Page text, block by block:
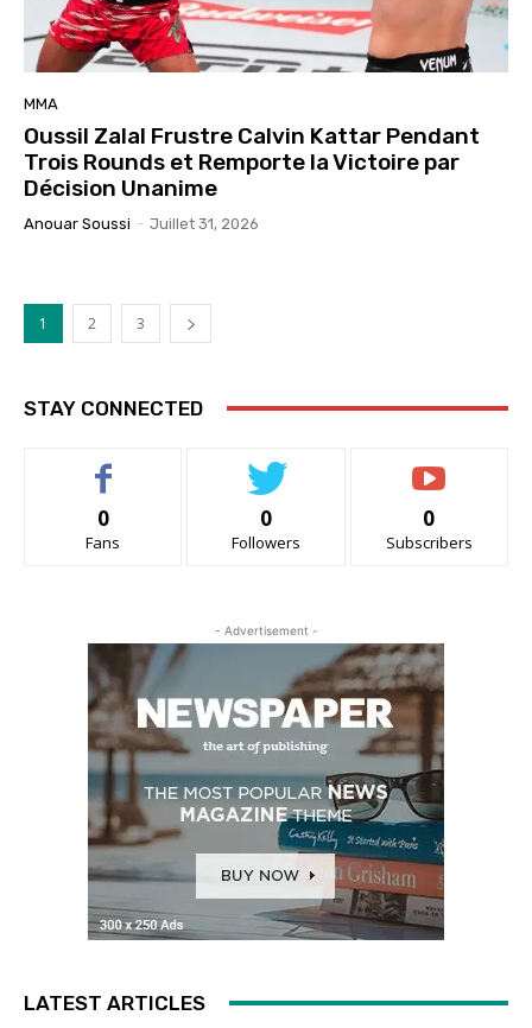
MMA
Oussil Zalal Frustre Calvin Kattar Pendant
Trois Rounds et Remporte la Victoire par
Décision Unanime
Anouar Soussi - Juillet 31, 2026
1 2 3
STAY CONNECTED
0
Fans
0
Followers
0
Subscribers
- Advertisement -
LATEST ARTICLES